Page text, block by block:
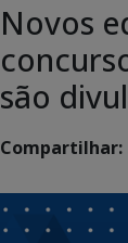
Novos
são
Compartilhar: